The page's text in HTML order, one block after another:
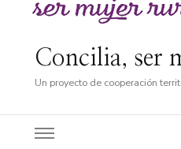
Concilia, ser
Un proyecto de cooperación